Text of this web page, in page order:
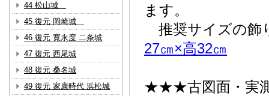
ます。
推奨サイズの飾
27㎝×高32㎝
★★★古図面・実測
44 松山城
45 復元 岡崎城
46 復元 寛永度 二条城
47 復元 西尾城
48 復元 桑名城
49 復元 家康時代 浜松城